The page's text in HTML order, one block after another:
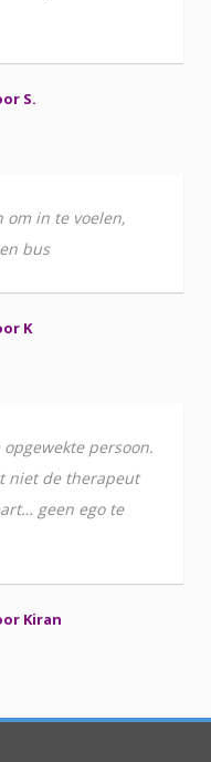
S.
om in te voelen,
bus
K
persoon.
niet de therapeut
geen ego te
Kiran